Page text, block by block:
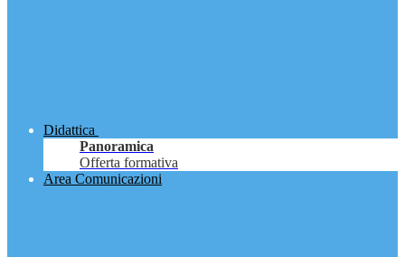
Didattica
Panoramica
Offerta formativa
Area Comunicazioni